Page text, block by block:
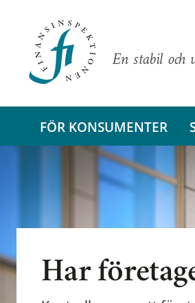
En stabil och
FÖR KONSUMENTER
Har